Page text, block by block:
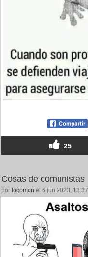
25
Cosas de comunistas
por locomon el 6 jun 2023, 13:37